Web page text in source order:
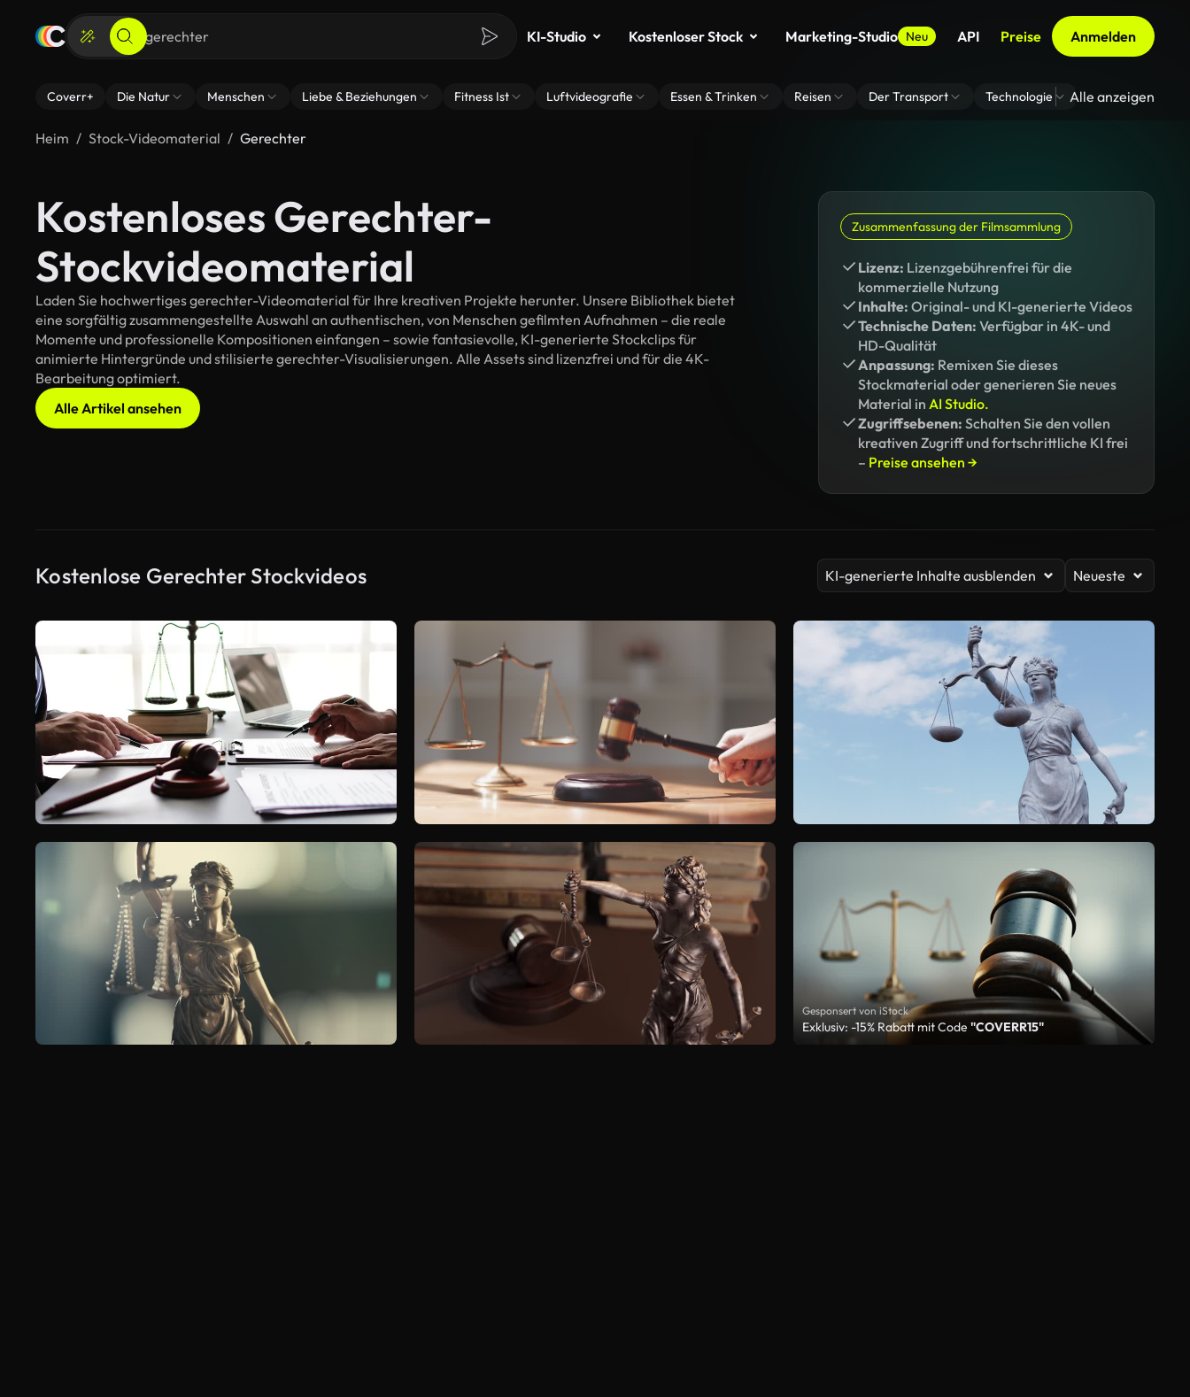
KI-Studio Kostenloser Stock Marketing-Studio Neu API Preise Anmelden
Coverr+ Die Natur Menschen Liebe & Beziehungen Fitness Ist Luftvideografie Essen & Trinken Reisen Der Transport Technologie Zoom Virtuelle
Alle anzeigen
Heim Stock-Videomaterial Gerechter
Kostenloses Gerechter-
Stockvideomaterial
Laden Sie hochwertiges gerechter-Videomaterial für Ihre kreativen Projekte herunter. Unsere Bibliothek bietet
eine sorgfältig zusammengestellte Auswahl an authentischen, von Menschen gefilmten Aufnahmen – die reale
Momente und professionelle Kompositionen einfangen – sowie fantasievolle, KI-generierte Stockclips für
animierte Hintergründe und stilisierte gerechter-Visualisierungen. Alle Assets sind lizenzfrei und für die 4K-
Bearbeitung optimiert.
Alle Artikel ansehen
Zusammenfassung der Filmsammlung
Lizenz: Lizenzgebührenfrei für die
kommerzielle Nutzung
Inhalte: Original- und KI-generierte Videos
Technische Daten: Verfügbar in 4K- und
HD-Qualität
Anpassung: Remixen Sie dieses
Stockmaterial oder generieren Sie neues
Material in AI Studio.
Zugriffsebenen: Schalten Sie den vollen
kreativen Zugriff und fortschrittliche KI frei
– Preise ansehen →
Kostenlose Gerechter Stockvideos KI-generierte Inhalte ausblenden Neueste
Gesponsert von iStock
Exklusiv: -15% Rabatt mit Code "COVERR15"